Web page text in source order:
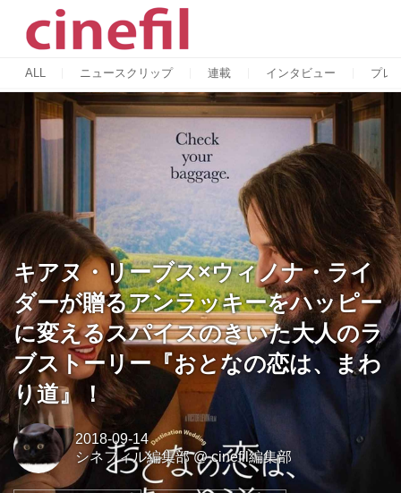
ALL ニュースクリップ 連載 インタビュー プレ
キアヌ・リーブス×ウィノナ・ライ
ダーが贈るアンラッキーをハッピー
に変えるスパイスのきいた大人のラ
ブストーリー『おとなの恋は、まわ
り道』！
2018-09-14
シネフィル編集部@cinefil編集部